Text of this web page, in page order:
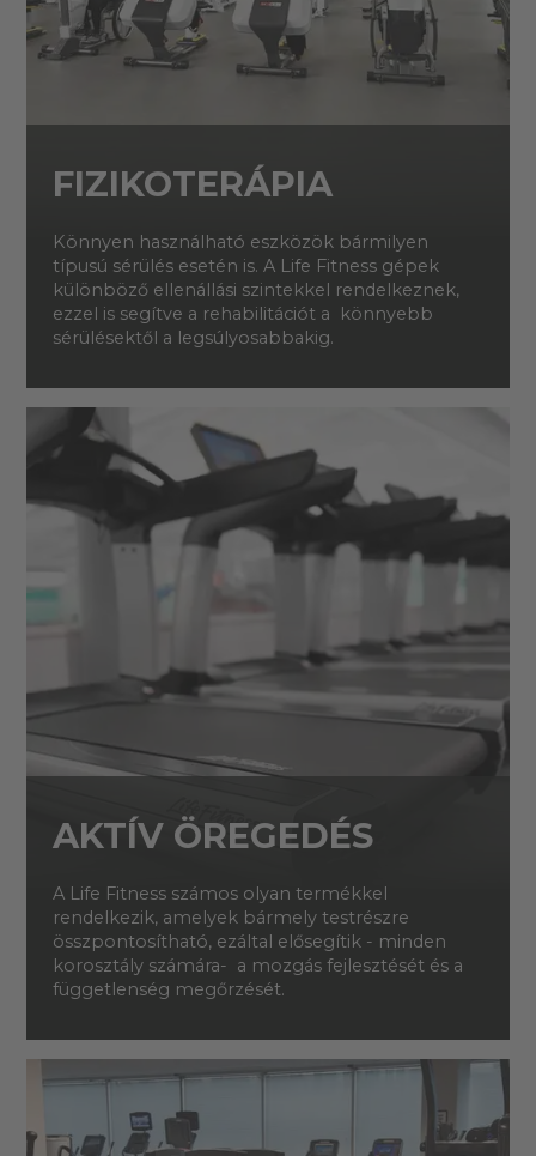
FIZIKOTERÁPIA
Könnyen használható eszközök bármilyen
típusú sérülés esetén is. A Life Fitness gépek
különböző ellenállási szintekkel rendelkeznek,
ezzel is segítve a rehabilitációt a könnyebb
sérülésektől a legsúlyosabbakig.
AKTÍV ÖREGEDÉS
A Life Fitness számos olyan termékkel
rendelkezik, amelyek bármely testrészre
összpontosítható, ezáltal elősegítik - minden
korosztály számára- a mozgás fejlesztését és a
függetlenség megőrzését.